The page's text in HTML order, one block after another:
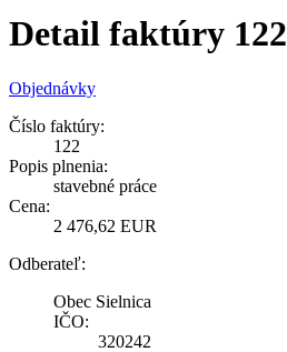
Detail faktúry 122
Objednávky
Číslo faktúry:
122
Popis plnenia:
stavebné práce
Cena:
2 476,62 EUR
Odberateľ:
Obec Sielnica
IČO:
320242